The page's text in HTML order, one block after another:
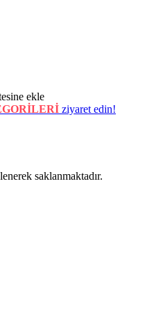
ekle
ziyaret edin!
saklanmaktadır.